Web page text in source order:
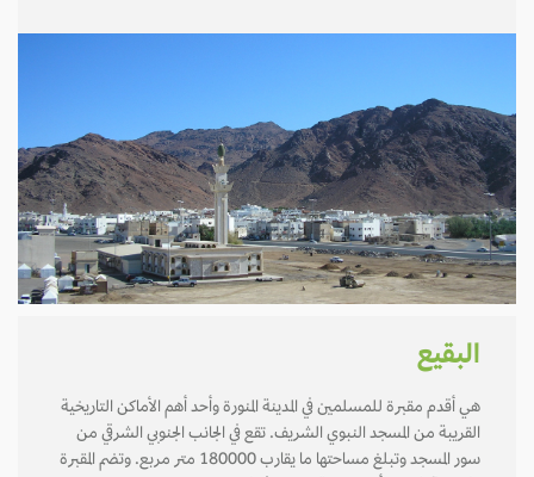
البقيع
هي أقدم مقبرة للمسلمين في المدينة المنورة وأحد أهم الأماكن التاريخية
القريبة من المسجد النبوي الشريف. تقع في الجانب الجنوبي الشرقي من
سور المسجد وتبلغ مساحتها ما يقارب 180000 متر مربع. وتضم المقبرة